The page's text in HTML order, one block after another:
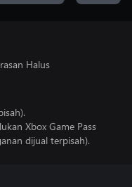
Halus
Xbox Game Pass
dijual terpisah).